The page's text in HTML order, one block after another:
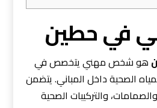
في حطين
هو شخص مهني يتخصص في
الصحية داخل المباني. يتضمن
والتركيبات الصحية